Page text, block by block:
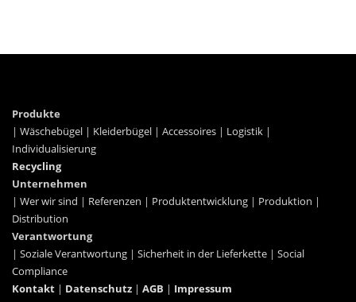
Produkte
| Wäschebügel | Kleiderbügel | Accessoires | Logistik |
Individualisierung
Recycling
Unternehmen
| Wer wir sind | Referenzen | Produktentwicklung | Produktion |
Distribution
Verantwortung
| Soziale Verantwortung | Sicherheit in der Lieferkette | Social
Compliance
Kontakt | Datenschutz | AGB | Impressum